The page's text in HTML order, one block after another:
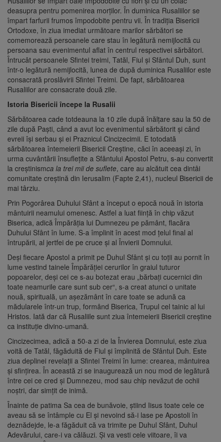
deasupra pentru pomenirea morţilor. În duminica Rusaliilor se
împart farfurii frumos împodobite pentru vii. În tradiţia Bisericii
Ortodoxe, în ziua imediat următoare marilor sărbători se
comemorează persoanele care stau în legătură nemijlocită cu
persoana sau evenimentul aflat în centrul respectivei sărbători.
Întrucât persoanele Sfintei treimi, Tatăl, Fiul şi Sfântul Duh, sunt
într-o legătură nemijlocită, lunea de după duminica Rusaliilor este
consacrată proslăvirii Sfintei Treimi. De fapt, sărbătoarea
Rusaliilor are consacrate două zile.
Istoria Bisericii începe la Rusalii
Sărbătoarea cade totdeauna la 10 zile după înălţare sau la 50 de
zile după Paşti, când a avut loc evenimentul sărbătorit şi când
evreii îşi serbau şi ei Praznicul Cincizecimii. Ε totodată
sărbătoarea întemeierii Bisericii Creştine, căci în aceeaşi zi, în
urma cuvântării însufleţite a Sfântului Apostol Petru, s-au convertit
la creştinismca la trei mii de suflete, care au alcătuit cea dintâi
comunitate creştină din Ierusalim (Fapte 2,41), nucleul Bisericii de
mai târziu.
Prin Pogorârea Duhului Sfânt a început o epocă nouă în istoria
mântuirii neamului omenesc. Astfel a luat fiinţă în chip văzut
Biserica, adică Împărăţia lui Dumnezeu pe pământ, flacăra
Duhului Sfânt în lume. S-a împlinit în acest mod ţelul final al
întrupării, al jertfei de pe cruce şi al Învierii Domnului.
Deşi fiecare Apostol a primit pe Duhul Sfânt şi cu toţii au pornit în
lume vestind tainele Împărăţiei cerurilor în graiul tuturor
popoarelor, deşi cei ce s-au botezat erau „bărbaţi cucernici din
toate neamurile care sunt sub cer“, s-a creat atunci o unitate
nouă, spirituală, un aşezământ în care toate se adună ca
mădularele într-un trup, formând Biserica, Trupul cel tainic al lui
Hristos. Iată dar că Rusaliile sunt ziua întemeierii Bisericii creştine
ca instituţie divino-umană.
Cincizecimea, adică a 50-a zi de la Învierea Domnului, este ziua
voită de Tatăl, făgăduită de Fiul şi împlinită de Sfântul Duh. Este
ziua deplinei revelaţii a Sfintei Treimi în lume: crearea, mântuirea
şi sfinţirea. În această zi se inaugurează un nou mod de legătură
între cei ce cred şi Dumnezeu, mod sau chip nevăzut de ochii
noştri, dar simţit de inimă.
Înainte de patima Sa cea de bunăvoie, ştiind Iisus toate cele ce
aveau să se întâmple cu El şi nevoind să-i lase pe Apostoli în
deznădejde, le-a făgăduit că va trimite pe Duhul Sfânt, Duhul
Adevărului, care-i va călăuzi. Şi va vesti cele viitoare, îi va